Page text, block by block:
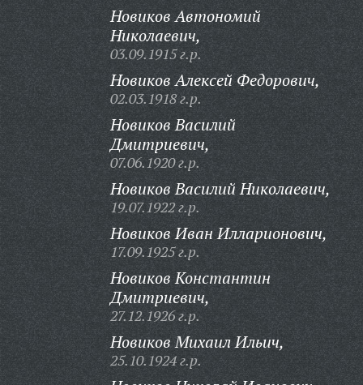
Новиков Автономий
Николаевич,
03.09.1915 г.р.
Новиков Алексей Федорович,
02.03.1918 г.р.
Новиков Василий
Дмитриевич,
07.06.1920 г.р.
Новиков Василий Николаевич,
19.07.1922 г.р.
Новиков Иван Илларионович,
17.09.1925 г.р.
Новиков Константин
Дмитриевич,
27.12.1926 г.р.
Новиков Михаил Ильич,
25.10.1924 г.р.